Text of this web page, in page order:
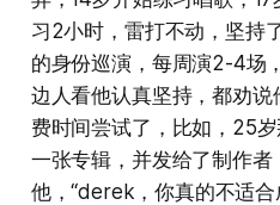
习2小时，雷打不动，坚持
的身份巡演，每周演2-4场
边人看他认真坚持，都劝
费时间尝试了，比如，25
一张专辑，并发给了制作者
他，“derek，你真的不适